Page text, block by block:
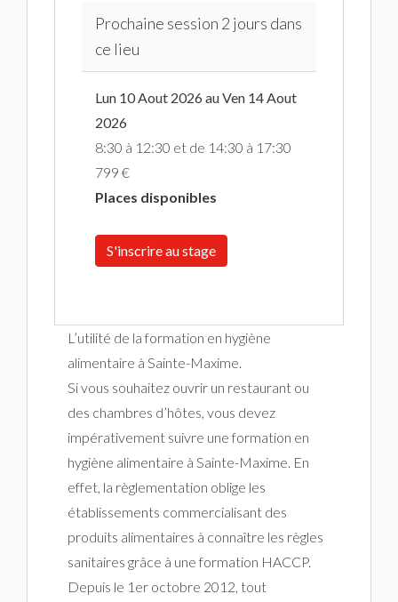
Prochaine session 2 jours dans
ce lieu
Lun 10 Aout 2026 au Ven 14 Aout
2026
8:30 à 12:30 et de 14:30 à 17:30
799 €
Places disponibles
S'inscrire au stage
L’utilité de la formation en hygiène
alimentaire à Sainte-Maxime.
Si vous souhaitez ouvrir un restaurant ou
des chambres d’hôtes, vous devez
impérativement suivre une formation en
hygiène alimentaire à Sainte-Maxime. En
effet, la règlementation oblige les
établissements commercialisant des
produits alimentaires à connaître les règles
sanitaires grâce à une formation HACCP.
Depuis le 1er octobre 2012, tout